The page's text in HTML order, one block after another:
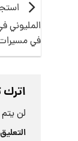
المليوني
في مسيرات
اترك
لن
التعليق